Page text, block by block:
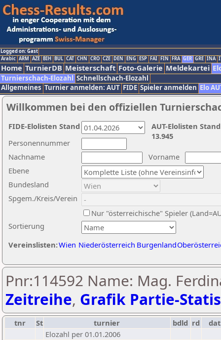
Logged on: Gast
Arabic ARM AZE BIH BUL CAT CHN CRO CZE DEN ENG ESP FAI FIN FRA GER GRE INA
Home TurnierDB Meisterschaft Foto-Galerie Meldekartei
Turnierschach-Elozahl Schnellschach-Elozahl
Allgemeines Turnier anmelden: AUT FIDE Spieler anmelden Elo
Willkommen bei den offiziellen
Nachname
Vorname
Ebene
Sortierung
Personennummer
Bundesland
Spgem./Kreis/Verein
Nur "österreichische" Spieler
Vereinslisten:Wien Niederösterreich Burgenland
AUT-Elolisten
13.945
FIDE-Elolisten Stand
Pnr:114592 Name: Mag.
Zeitreihe, Grafik Partie-
tnr St turnier bdld rd
Elozahl per 01.01.2006